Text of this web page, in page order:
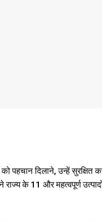
पहचान दिलाने, उन्हें
राज्य के 11 और महत्वपूर्ण